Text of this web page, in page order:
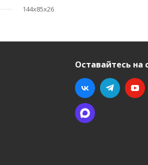
144х85х26
Оставайтесь на